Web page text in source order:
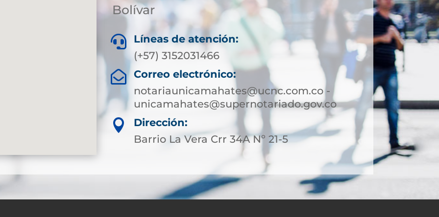
Bolívar

Líneas de atención:
(+57) 3152031466

Correo electrónico:
notariaunicamahates@ucnc.com.co -
unicamahates@supernotariado.gov.co

Dirección:
Barrio La Vera Crr 34A Nº 21-5